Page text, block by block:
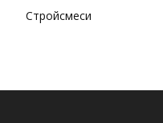
Стройсмеси